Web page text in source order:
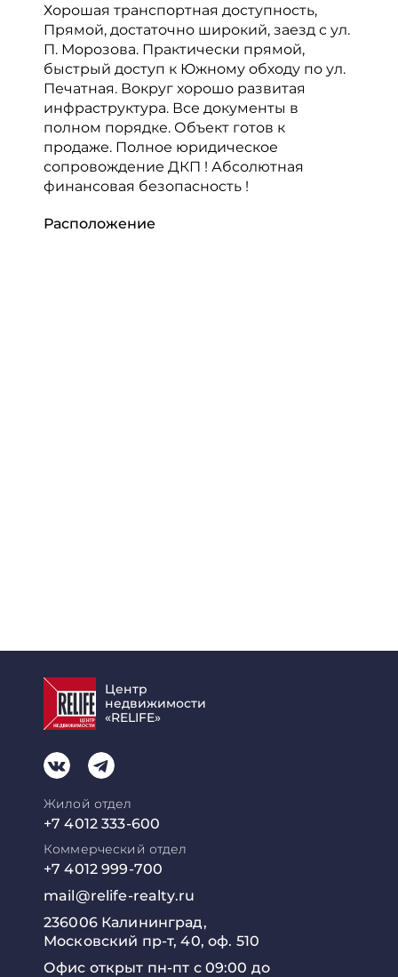
Хорошая транспортная доступность,
Прямой, достаточно широкий, заезд с ул.
П. Морозова. Практически прямой,
быстрый доступ к Южному обходу по ул.
Печатная. Вокруг хорошо развитая
инфраструктура. Все документы в
полном порядке. Объект готов к
продаже. Полное юридическое
сопровождение ДКП ! Абсолютная
финансовая безопасность !
Расположение
Центр
недвижимости
«RELIFE»
Жилой отдел
+7 4012 333-600
Коммерческий отдел
+7 4012 999-700
mail@relife-realty.ru
236006 Калининград,
Московский пр-т, 40, оф. 510
Офис открыт пн-пт с 09:00 до